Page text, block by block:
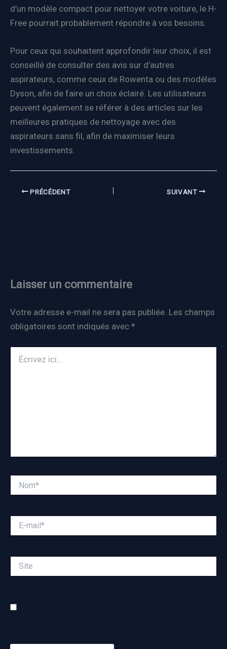
d’un modèle compact pour nettoyer votre voiture, le H-
Free pourrait probablement répondre à vos besoins.
Pour ceux qui souhaitent approfondir leur choix, il est
conseillé de consulter des avis sur d’autres
aspirateurs, comme ceux de Rowenta ou des modèles
Dyson, afin de faire un choix éclairé. Les utilisateurs
peuvent également se référer à des articles sur les
meilleures pratiques de nettoyage avec des
aspirateurs sans fil, afin de maximiser leurs
investissements.
PRÉCÉDENT SUIVANT
Laisser un commentaire
Votre adresse e-mail ne sera pas publiée. Les champs
obligatoires sont indiqués avec *
ici…
mail*